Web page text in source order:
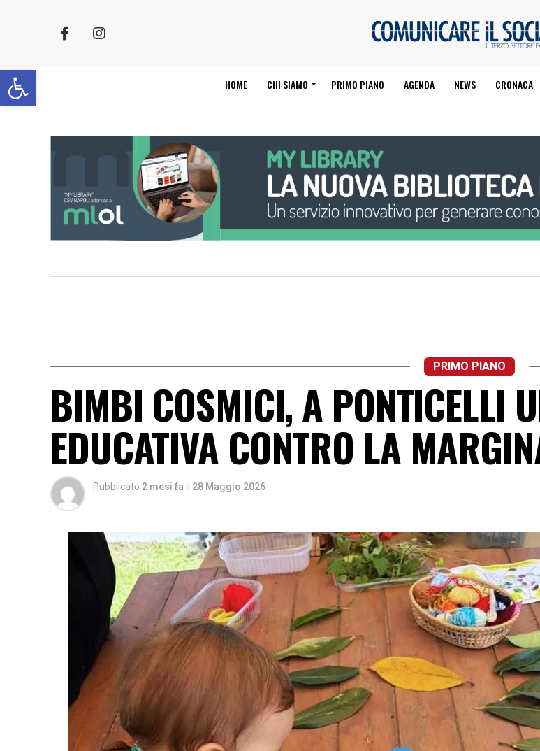
Apri la barra degli strumenti HOME CHI SIAMO PRIMO PIANO AGENDA NEWS CRONACA
PRIMO PIANO
BIMBI COSMICI, A PONTICELLI
EDUCATIVA CONTRO LA
Pubblicato 2 mesi fa il 28 Maggio 2026